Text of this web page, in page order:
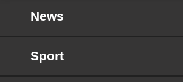
News
Sport